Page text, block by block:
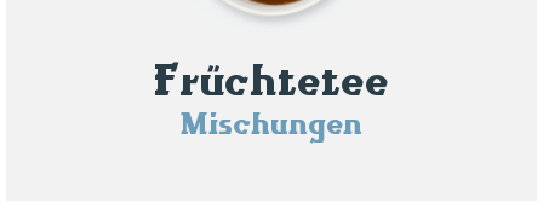
Früchtetee
Mischungen